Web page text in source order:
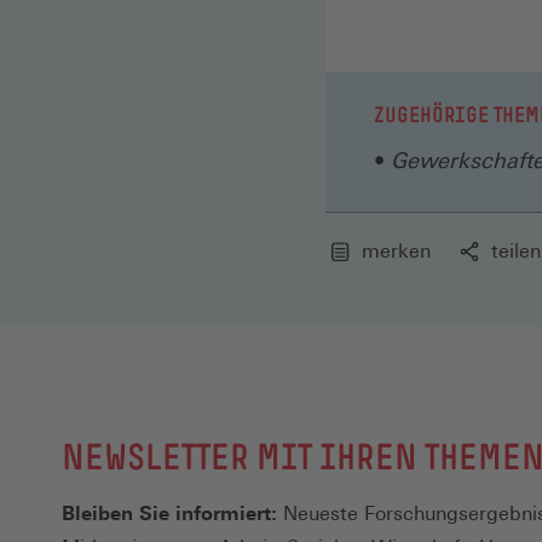
ZUGEHÖRIGE
merken teilen
NEWSLETTER MIT IHREN THEMEN
Bleiben Sie informiert: Neueste